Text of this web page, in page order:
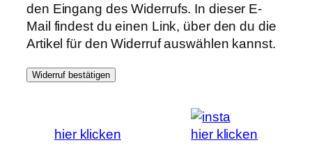
den Eingang des Widerrufs. In dieser E-
Mail findest du einen Link, über den du die
Artikel für den Widerruf auswählen kannst.
Widerruf bestätigen
hier klicken hier klicken